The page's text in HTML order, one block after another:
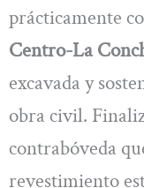
prácticamente
Centro-La
excavada y
obra civil.
contrabóveda
revestimiento